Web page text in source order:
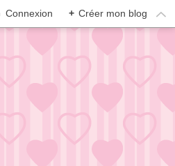
Connexion + Créer mon blog